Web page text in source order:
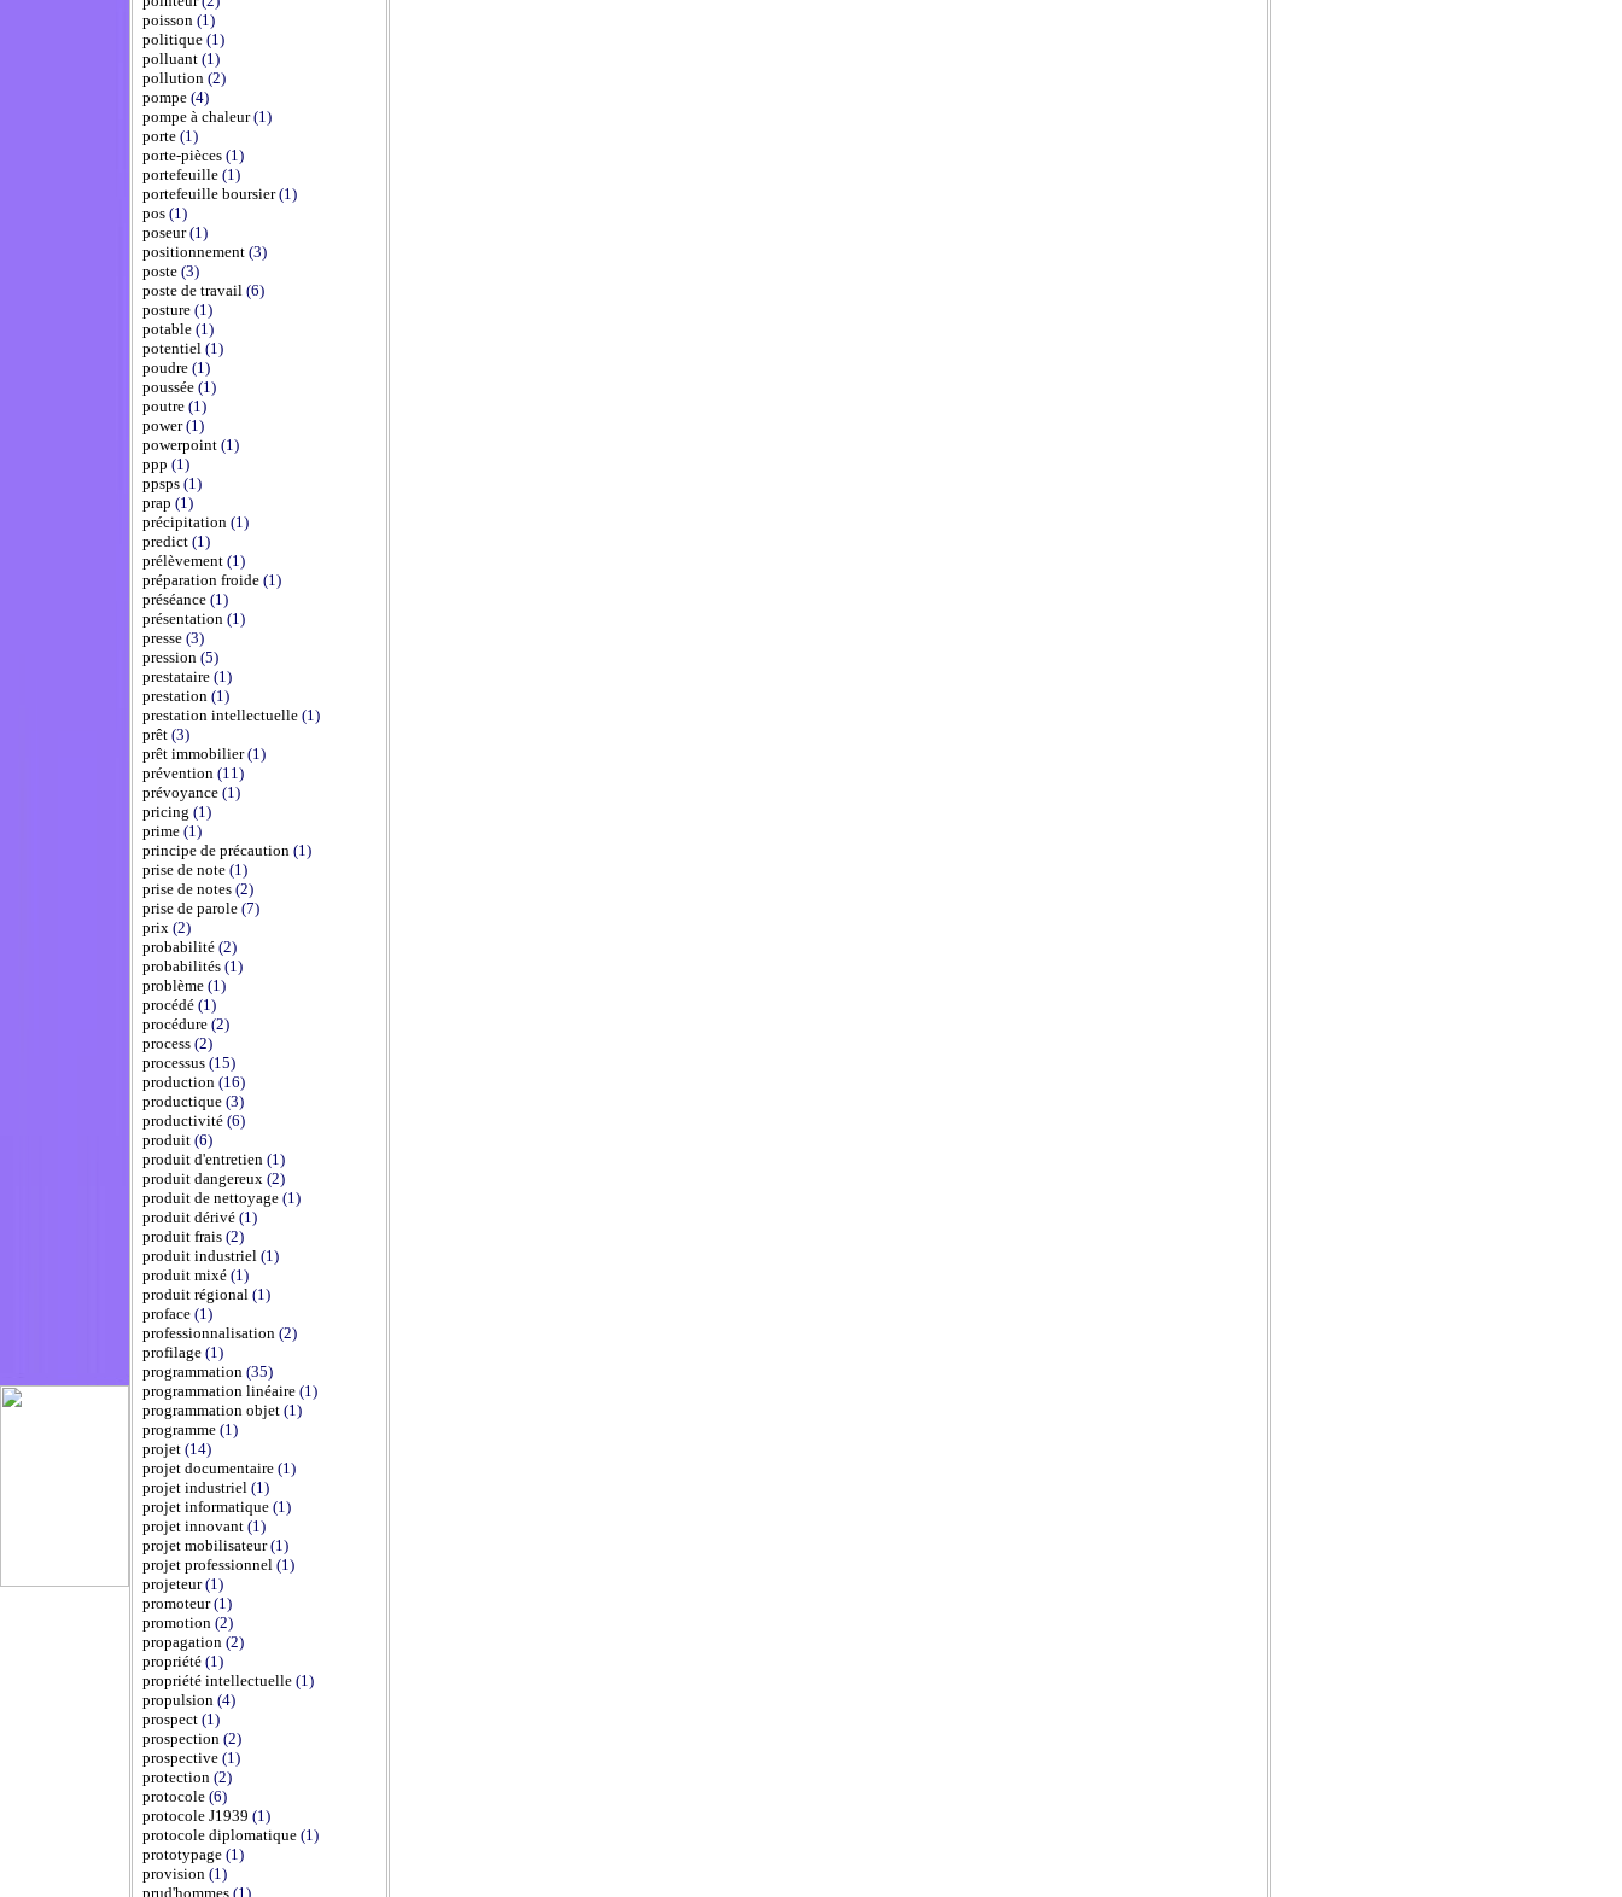
poisson (1)
politique (1)
polluant (1)
pollution (2)
pompe (4)
pompe à chaleur(1)
porte (1)
porte-pièces (1)
portefeuille (1)
portefeuille boursier(1)
pos (1)
poseur(1)
positionnement (3)
poste (3)
poste de travail (6)
posture (1)
potable (1)
potentiel (1)
poudre (1)
poussée (1)
poutre (1)
power(1)
powerpoint (1)
ppp (1)
ppsps (1)
prap (1)
précipitation (1)
predict (1)
prélèvement (1)
préparation froide (1)
préséance (1)
présentation (1)
presse (3)
pression (5)
prestataire (1)
prestation (1)
prestation intellectuelle (1)
prêt (3)
prêt immobilier(1)
prévention (11)
prévoyance (1)
pricing (1)
prime (1)
principe de précaution (1)
prise de note (1)
prise de notes (2)
prise de parole (7)
prix (2)
probabilité (2)
probabilités (1)
problème (1)
procédé (1)
procédure (2)
process (2)
processus (15)
production (16)
productique (3)
productivité (6)
produit (6)
produit d'entretien (1)
produit dangereux (2)
produit de nettoyage (1)
produit dérivé (1)
produit frais (2)
produit industriel (1)
produit mixé (1)
produit régional (1)
proface (1)
professionnalisation (2)
profilage (1)
programmation (35)
programmation linéaire (1)
programmation objet (1)
programme (1)
projet (14)
projet documentaire (1)
projet industriel (1)
projet informatique (1)
projet innovant (1)
projet mobilisateur(1)
projet professionnel (1)
projeteur(1)
promoteur(1)
promotion (2)
propagation (2)
propriété (1)
propriété intellectuelle (1)
propulsion (4)
prospect (1)
prospection (2)
prospective (1)
protection (2)
protocole (6)
protocole J1939 (1)
protocole diplomatique (1)
prototypage (1)
provision (1)
prud'hommes (1)